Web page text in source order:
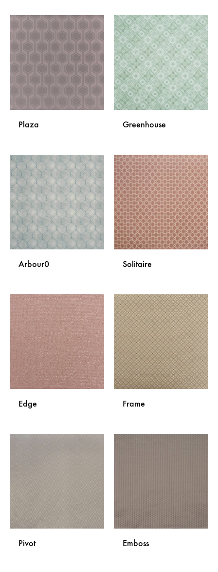
DODAJ
NA
LISTU
ŽELJA
NA
LISTU
ŽELJA
Plaza
DODAJ
NA
LISTU
ŽELJA
Greenhouse
NA
LISTU
ŽELJA
Arbour0
DODAJ
NA
LISTU
ŽELJA
Solitaire
NA
LISTU
ŽELJA
Edge Frame
Pivot Emboss